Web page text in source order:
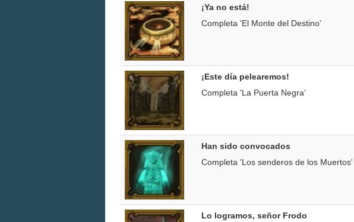
¡Ya no está!
Completa 'El Monte del Destino'
¡Este día pelearemos!
Completa 'La Puerta Negra'
Han sido convocados
Completa 'Los senderos de los Muertos'
Lo logramos, señor Frodo